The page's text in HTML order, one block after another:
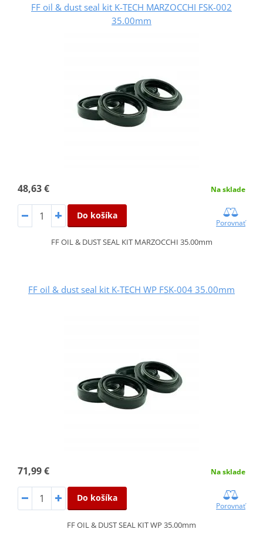
FF oil & dust seal kit K-TECH MARZOCCHI FSK-002
35.00mm
48,63 € Na sklade
Do košíka
Porovnať
FF OIL & DUST SEAL KIT MARZOCCHI 35.00mm
FF oil & dust seal kit K-TECH WP FSK-004 35.00mm
71,99 € Na sklade
Do košíka
Porovnať
FF OIL & DUST SEAL KIT WP 35.00mm